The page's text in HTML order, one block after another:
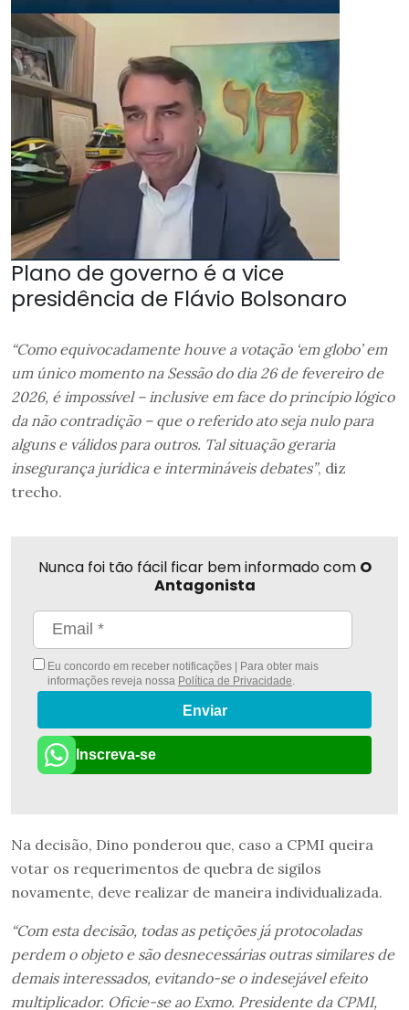
Plano de governo é a vice
presidência de Flávio Bolsonaro
“Como equivocadamente houve a votação ‘em globo’ em
um único momento na Sessão do dia 26 de fevereiro de
2026, é impossível – inclusive em face do princípio lógico
da não contradição – que o referido ato seja nulo para
alguns e válidos para outros. Tal situação geraria
insegurança jurídica e intermináveis debates”, diz
trecho.
Nunca foi tão fácil ficar bem informado com O
Antagonista
Eu concordo em receber notificações | Para obter mais
informações reveja nossa Política de Privacidade
Enviar
Inscreva-se
Na decisão, Dino ponderou que, caso a CPMI queira
votar os requerimentos de quebra de sigilos
novamente, deve realizar de maneira individualizada.
“Com esta decisão, todas as petições já protocoladas
perdem o objeto e são desnecessárias outras similares de
demais interessados, evitando-se o indesejável efeito
multiplicador. Oficie-se ao Exmo. Presidente da CPMI,